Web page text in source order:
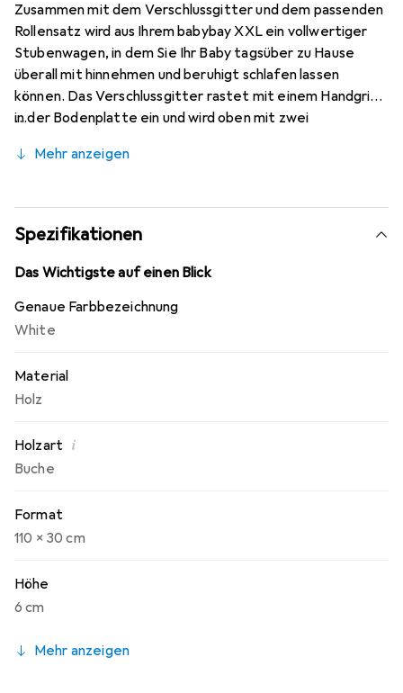
Zusammen mit dem Verschlussgitter und dem passenden
Rollensatz wird aus Ihrem babybay XXL ein vollwertiger
Stubenwagen, in dem Sie Ihr Baby tagsüber zu Hause
überall mit hinnehmen und beruhigt schlafen lassen
können. Das Verschlussgitter rastet mit einem Handgriff
in der Bodenplatte ein und wird oben mit zwei
ebenfalls stufenlos höhenverstellbar. Das
Kindergrippen gefertigt. Alle Lacke sind nach DIN EN 71
Teil 3 schadstoffgeprüft und das Buchenholz stammt aus
nachhaltig bewirtschafteten, heimischen Wäldern.
Mehr anzeigen
Spezifikationen
Das Wichtigste auf einen Blick
Genaue Farbbezeichnung
White
Material
Holz
Holzart i
Buche
Format
110 x 30 cm
Höhe
6 cm
Mehr anzeigen